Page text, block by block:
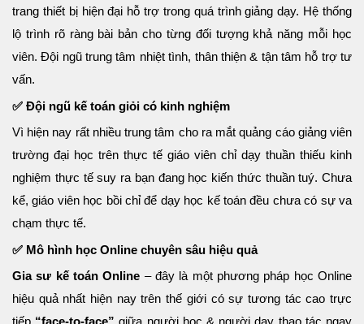
trang thiết bị hiện đại hỗ trợ trong quá trình giảng dạy. Hệ thống
lộ trình rõ ràng bài bản cho từng đối tượng khả năng mỗi học
viên. Đội ngũ trung tâm nhiệt tình, thân thiện & tận tâm hỗ trợ tư
vấn.
✅ Đội ngũ kế toán giỏi có kinh nghiệm
Vì hiện nay rất nhiều trung tâm cho ra mắt quảng cáo giảng viên
trường đại học trên thực tế giáo viên chỉ dạy thuần thiếu kinh
nghiệm thực tế suy ra bạn đang học kiến thức thuần tuý. Chưa
kể, giáo viên học bồi chỉ để dạy học kế toán đều chưa có sự va
chạm thực tế.
✅ Mô hình học Online chuyên sâu hiệu quả
Gia sư kế toán Online – đây là một phương pháp học Online
hiệu quả nhất hiện nay trên thế giới có sự tương tác cao trực